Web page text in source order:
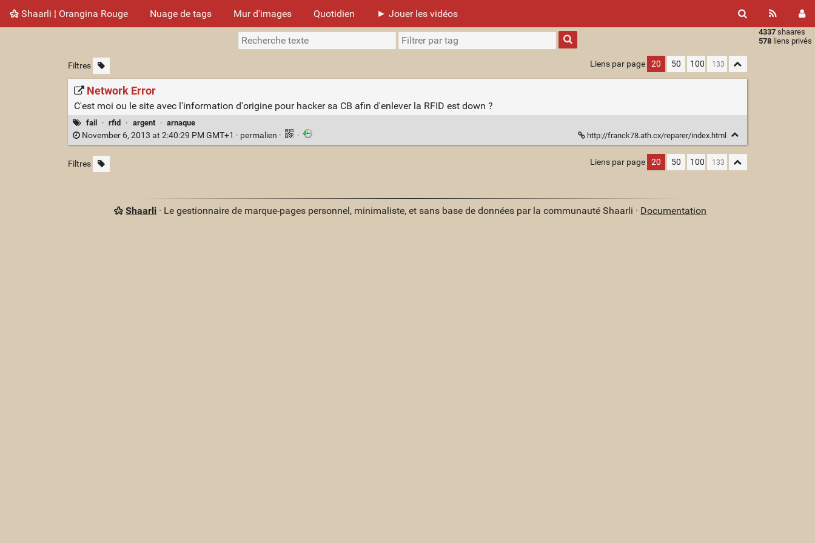
Shaarli ¦ Orangina Rouge Nuage de tags Mur d'images Quotidien ► Jouer les vidéos
4337 shaares
578 liens privés
Type 1 or
more
characters
results.
Filtres Liens par page 20 50 100
Network Error
C'est moi ou le site avec l'information d'origine pour hacker sa CB afin d'enlever la RFID est down ?
fail · rfid · argent · arnaque
November 6, 2013 at 2:40:29 PM GMT+1 · permalien · · http://franck78.ath.cx/reparer/index.html
Filtres Liens par page 20 50 100
Shaarli · Le gestionnaire de marque-pages personnel, minimaliste, et sans base de données par la communauté Shaarli · Documentation